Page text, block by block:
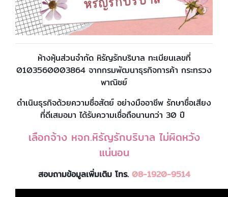
ห้างหุ้นส่วนจำกัด หิรัญรักบริบาล ทะเบียนเลขที่
0103560003864 จากกรมพัฒนาธุรกิจการค้า กระทรวง
พาณิชย์
ดำเนินธุรกิจด้วยความซื่อสัตย์ อย่างมืออาชีพ รักษาชื่อเสียง
ที่ดีเสมอมา ได้รับความเชื่อถือนานกว่า 30 ปี
เลือกจ้าง หจก.หิรัญรักบริบาล ไม่ผิดหวัง
แน่นอน
สอบถามข้อมูลเพิ่มเติม โทร. 08-1920-9514